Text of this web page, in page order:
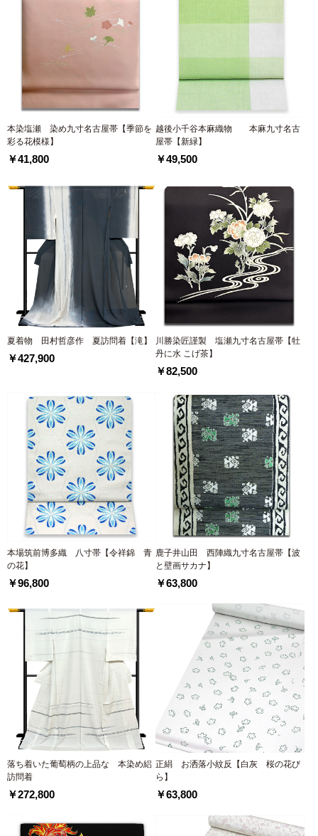
本染塩瀬 染め九寸名古屋帯【季節を
彩る花模様】
￥41,800
越後小千谷本麻織物 本麻九寸名古
屋帯【新緑】
￥49,500
夏着物 田村哲彦作 夏訪問着【滝】
￥427,900
川勝染匠謹製 塩瀬九寸名古屋帯【牡
丹に水 こげ茶】
￥82,500
本場筑前博多織 八寸帯【令祥錦 青
の花】
￥96,800
鹿子井山田 西陣織九寸名古屋帯【波
と壁画サカナ】
￥63,800
落ち着いた葡萄柄の上品な 本染め絽
訪問着
￥272,800
正絹 お洒落小紋反【白灰 桜の花び
ら】
￥63,800